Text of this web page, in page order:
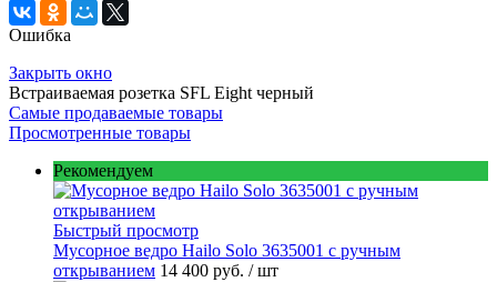
Ошибка
Закрыть окно
Встраиваемая розетка SFL Eight черный
Самые продаваемые товары
Просмотренные товары
Рекомендуем
Быстрый просмотр
Мусорное ведро Hailo Solo 3635001 c ручным
открыванием 14 400 руб. / шт